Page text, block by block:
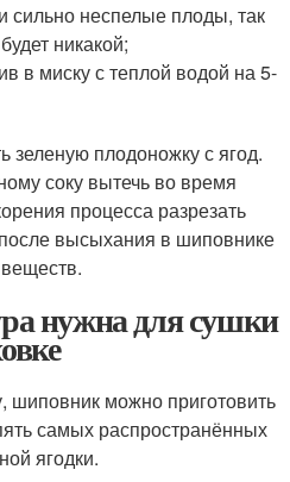
сильно неспелые плоды, так
никакой;
в миску с теплой водой на 5-
зеленую плодоножку с ягод.
соку вытечь во время
процесса разрезать
высыхания в шиповнике
нужна для сушки
шиповник можно приготовить
самых распространённых
ягодки.